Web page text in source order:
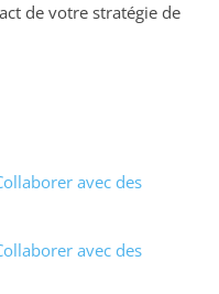
de votre stratégie de
avec des
avec des